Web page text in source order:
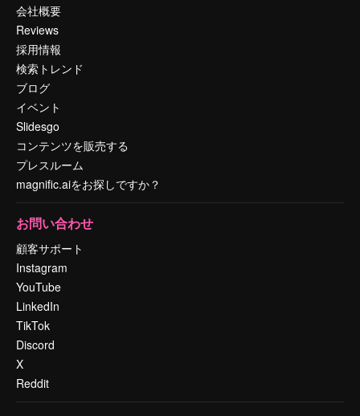
会社概要
Reviews
採用情報
検索トレンド
ブログ
イベント
Slidesgo
コンテンツを販売する
プレスルーム
magnific.aiをお探しですか？
お問い合わせ
顧客サポート
Instagram
YouTube
LinkedIn
TikTok
Discord
X
Reddit